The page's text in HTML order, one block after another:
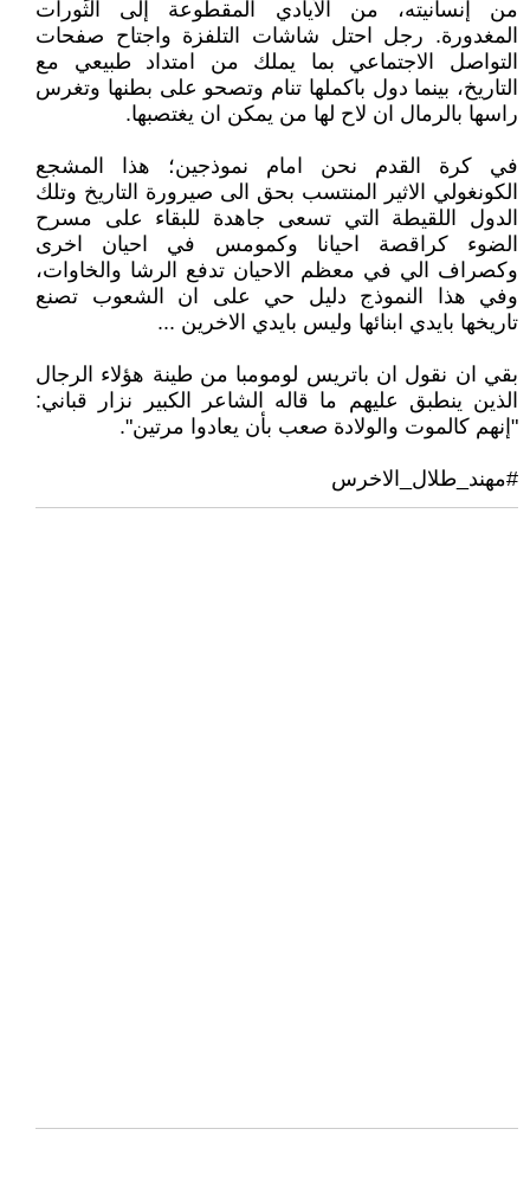
من إنسانيته، من الأيادي المقطوعة إلى الثورات
المغدورة. رجل احتل شاشات التلفزة واجتاح صفحات
التواصل الاجتماعي بما يملك من امتداد طبيعي مع
التاريخ، بينما دول باكملها تنام وتصحو على بطنها وتغرس
راسها بالرمال ان لاح لها من يمكن ان يغتصبها.
في كرة القدم نحن امام نموذجين؛ هذا المشجع
الكونغولي الاثير المنتسب بحق الى صيرورة التاريخ وتلك
الدول اللقيطة التي تسعى جاهدة للبقاء على مسرح
الضوء كراقصة احيانا وكمومس في احيان اخرى
وكصراف الي في معظم الاحيان تدفع الرشا والخاوات،
وفي هذا النموذج دليل حي على ان الشعوب تصنع
تاريخها بايدي ابنائها وليس بايدي الاخرين ...
بقي ان نقول ان باتريس لومومبا من طينة هؤلاء الرجال
الذين ينطبق عليهم ما قاله الشاعر الكبير نزار قباني:
"إنهم كالموت والولادة صعب بأن يعادوا مرتين".
#مهند_طلال_الاخرس